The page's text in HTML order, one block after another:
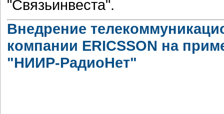
"Связьинвеста".
Внедрение
компании ERICSSON на
"НИИР-РадиоНет"